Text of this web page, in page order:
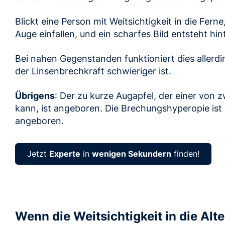
Blickt eine Person mit Weitsichtigkeit in die
Auge einfallen, und ein scharfes Bild entsteht
Bei nahen Gegenstanden funktioniert dies
der Linsenbrechkraft schwieriger ist.
Übrigens: Der zu kurze Augapfel, der einer von
kann, ist angeboren. Die Brechungshyperopie
angeboren.
Jetzt Experte in wenigen Sekundern finden!
Wenn die Weitsichtigkeit in die